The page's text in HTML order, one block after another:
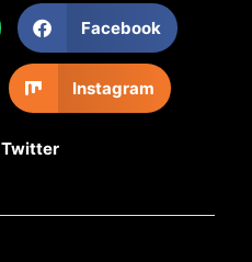
Facebook
Instagram
Twitter